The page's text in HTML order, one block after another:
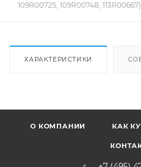
109R00725, 109R00748,
ХАРАКТЕРИСТИКИ
О КОМПАНИИ КАК